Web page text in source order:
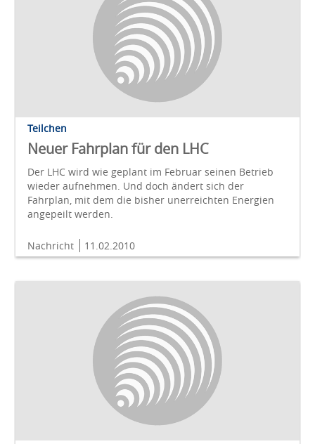
Teilchen
Neuer Fahrplan für den LHC
Der LHC wird wie geplant im Februar seinen Betrieb
wieder aufnehmen. Und doch ändert sich der
Fahrplan, mit dem die bisher unerreichten Energien
angepeilt werden.
Nachricht 11.02.2010